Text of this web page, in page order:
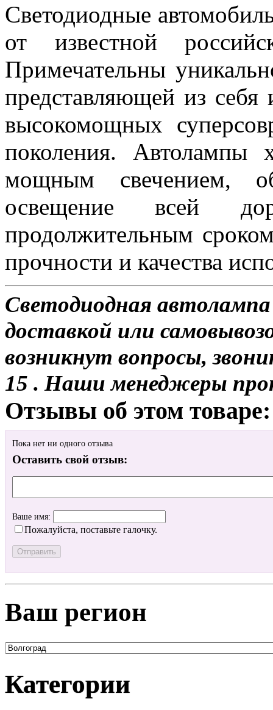
Светодиодные
от известной
Примечательны
представляющей из себя
высокомощных
поколения. Автолампы
мощным свечением,
освещение всей
продолжительным
прочности и качества
Светодиодная
доставкой или
возникнут вопросы,
15 . Наши менеджеры
Отзывы об этом товаре:
Пока нет ни одного отзыва
Оставить свой отзыв:
Ваше имя:
Пожалуйста, поставьте галочку.
Ваш регион
Категории